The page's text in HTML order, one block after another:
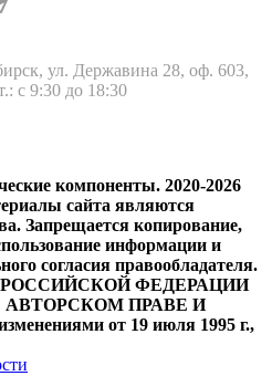
ул. Державина 28, оф. 603,
с 9:30 до 18:30
компоненты. 2020-2026
сайта являются
Запрещается копирование,
информации и
согласия правообладателя.
ФЕДЕРАЦИИ
АВТОРСКОМ ПРАВЕ И
от 19 июля 1995 г.,